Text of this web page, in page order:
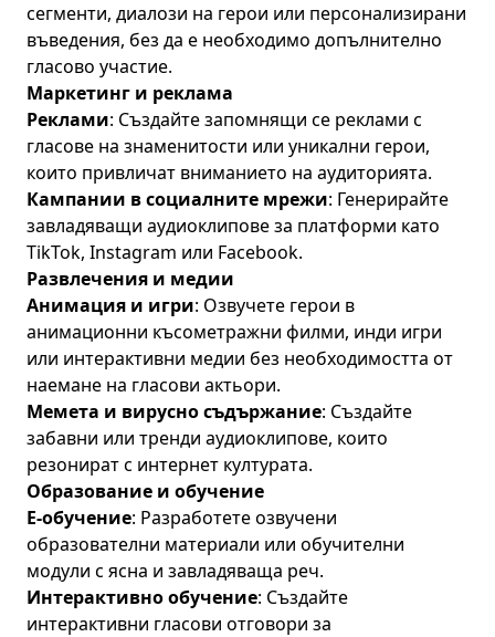
сегменти, диалози на герои или персонализирани
въведения, без да е необходимо допълнително
гласово участие.
Маркетинг и реклама
Реклами: Създайте запомнящи се реклами с
гласове на знаменитости или уникални герои,
които привличат вниманието на аудиторията.
Кампании в социалните мрежи: Генерирайте
завладяващи аудиоклипове за платформи като
TikTok, Instagram или Facebook.
Развлечения и медии
Анимация и игри: Озвучете герои в
анимационни късометражни филми, инди игри
или интерактивни медии без необходимостта от
наемане на гласови актьори.
Мемета и вирусно съдържание: Създайте
забавни или тренди аудиоклипове, които
резонират с интернет културата.
Образование и обучение
Е-обучение: Разработете озвучени
образователни материали или обучителни
модули с ясна и завладяваща реч.
Интерактивно обучение: Създайте
интерактивни гласови отговори за